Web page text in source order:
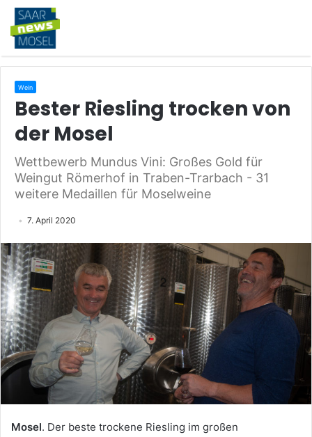
Wein
Bester Riesling trocken von
der Mosel
Wettbewerb Mundus Vini: Großes Gold für
Weingut Römerhof in Traben-Trarbach - 31
weitere Medaillen für Moselweine
7. April 2020
Mosel. Der beste trockene Riesling im großen